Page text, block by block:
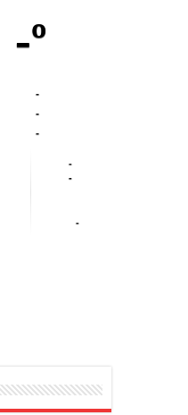
-º
-
-
-
-
-
-